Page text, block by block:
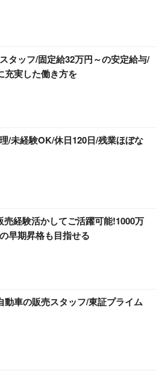
タッフ/固定給32万円～の安定給与/
充実した働き方を
/未経験OK/休日120日/残業ほぼな
経験活かしてご活躍可能!1000万
早期昇格も目指せる
車の販売スタッフ/東証プライム